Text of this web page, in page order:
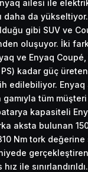
ailesi ile
daha da
gibi SUV ve
oluşuyor. İki
ve Enyaq Coupé,
PS) kadar güç
edilebiliyor. Enyaq
tüm
kapasiteli
aksta bulunan
Nm tork değerine
ile